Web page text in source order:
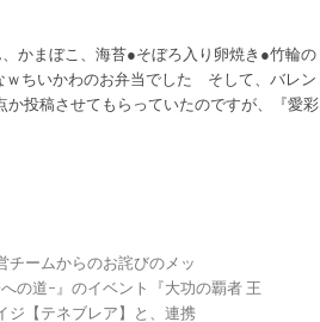
かまぼこ、海苔●そぼろ入り卵焼き●竹輪の
ｗちいかわのお弁当でした そして、バレン
投稿させてもらっていたのですが、『愛彩
チームからのお詫びのメッ
の道-』のイベント『大功の覇者 王
ジ【テネブレア】と、連携